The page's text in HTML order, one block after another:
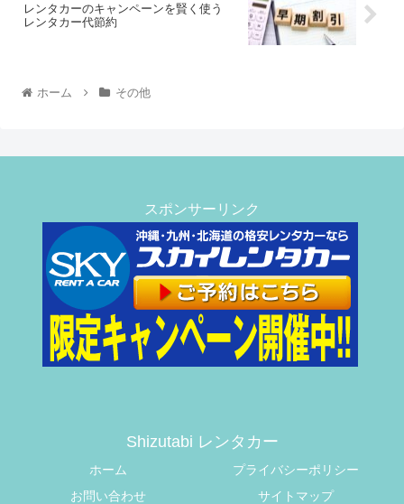
レンタカーのキャンペーンを賢く使う
レンタカー代節約
ホーム その他
スポンサーリンク
Shizutabi レンタカー
ホーム
プライバシーポリシー
お問い合わせ
サイトマップ